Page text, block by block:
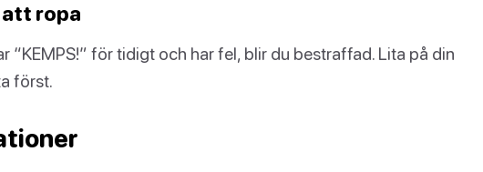
att ropa
“KEMPS!” för tidigt och har fel, blir du bestraffad. Lita på din
först.